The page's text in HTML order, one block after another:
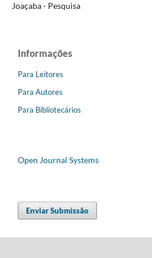
Joaçaba - Pesquisa
Informações
Para Leitores
Para Autores
Para Bibliotecários
Open Journal Systems
Enviar Submissão